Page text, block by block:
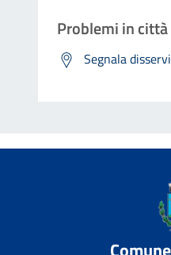
Problemi in città
Segnala